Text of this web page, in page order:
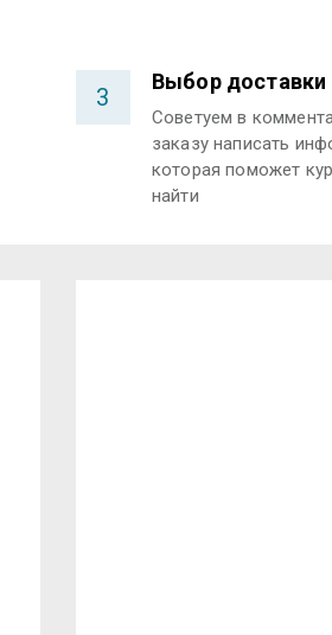
3
Выбор доставки
Советуем в
заказу написать
которая поможет
найти